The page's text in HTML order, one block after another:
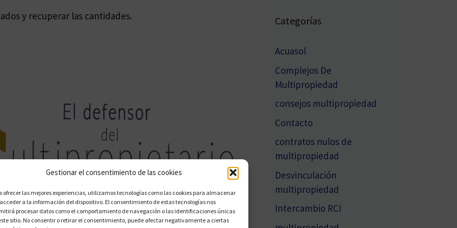
Gestionar el consentimiento de las cookies
ofrecer las mejores experiencias, utilizamos tecnologías como las cookies para almacenar
a la información del dispositivo. El consentimiento de estas tecnologías nos
procesar datos como el comportamiento de navegación o las identificaciones únicas
sitio. No consentir o retirar el consentimiento, puede afectar negativamente a ciertas
y recuperar las cantidades. Categorías
Acuasol
Complejos De
Multipropiedad
consejos multipropiedad
Contacto
contratos nulos de
multipropiedad
Desvinculación
multipropiedad
Intercambio RCI